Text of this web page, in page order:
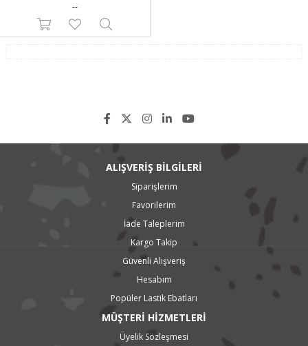
--
ALIŞVERİŞ BİLGİLERİ
Siparişlerim
Favorilerim
İade Taleplerim
Kargo Takip
Güvenli Alışveriş
Hesabım
Popüler Lastik Ebatları
MÜŞTERİ HİZMETLERİ
Üyelik Sözleşmesi